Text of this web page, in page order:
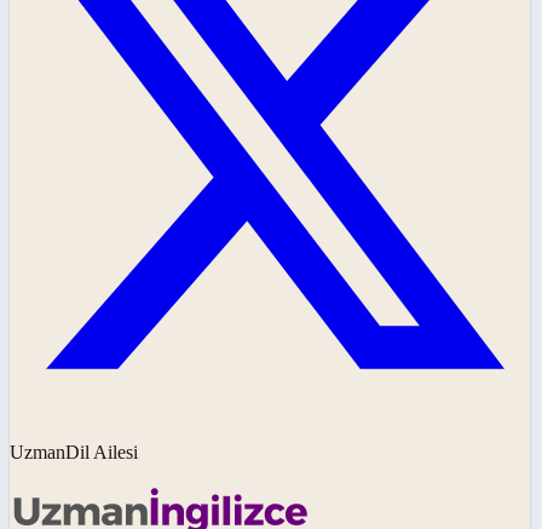
UzmanDil Ailesi